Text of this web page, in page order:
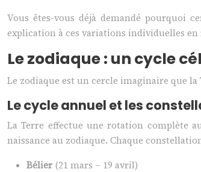
Vous êtes-vous déjà demandé pourquoi
explication à ces variations individuelles en
Le zodiaque : un cycle
Le zodiaque est un cercle imaginaire que
Le cycle annuel et les
La Terre effectue une rotation complète
naissance au zodiaque. Chaque
Bélier (21 mars – 19 avril)